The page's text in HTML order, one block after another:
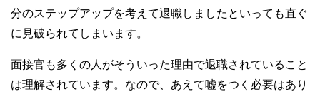
分のステップアップを考えて退職しましたといっても直ぐ
に見破られてしまいます。
面接官も多くの人がそういった理由で退職されていること
は理解されています。なので、あえて嘘をつく必要はあり